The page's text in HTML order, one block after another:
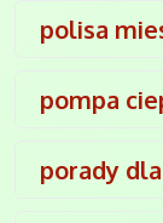
polisa
pompa
porady